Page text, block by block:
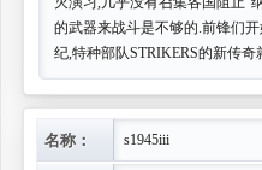
的武器来战斗是不够的.前锋们
纪,特种部队STRIKERS的新传奇
名称： s1945iii